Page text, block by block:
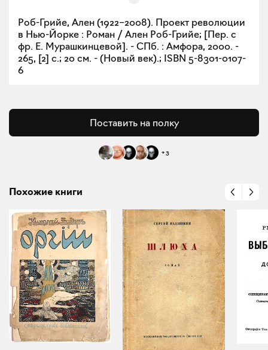
Роб-Грийе, Ален (1922–2008). Проект революции
в Нью-Йорке : Роман / Ален Роб-Грийе; [Пер. с
фр. Е. Мурашкинцевой]. - СПб. : Амфора, 2000. -
265, [2] с.; 20 см. - (Новый век).; ISBN 5-8301-0107-
6
Поставить на полку
+3
Похожие книги